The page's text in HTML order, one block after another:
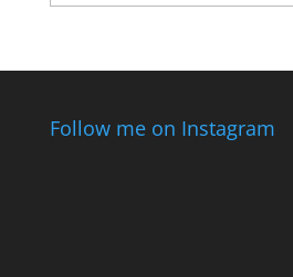
Follow me on Instagram